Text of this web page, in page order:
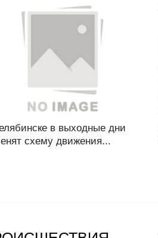
в выходные дни
схему движения...